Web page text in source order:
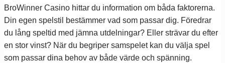
BroWinner Casino hittar du information om båda faktorerna.
Din egen spelstil bestämmer vad som passar dig. Föredrar
du lång speltid med jämna utdelningar? Eller strävar du efter
en stor vinst? När du begriper samspelet kan du välja spel
som passar dina behov av både värde och spänning.